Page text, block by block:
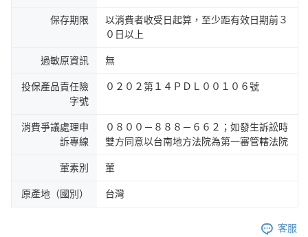
保存期限
以消費者收受日起算，至少距有效日期前３
０日以上
過敏原資訊 無
投保產品責任險
字號
０２０２第１４ＰＤＬ００１０６號
消費爭議處理申
訴專線
０８００－８８８－６６２；如發生訴訟時
雙方同意以台南地方法院為第一審管轄法院
葷素別 葷
原產地（國別） 台灣
客服